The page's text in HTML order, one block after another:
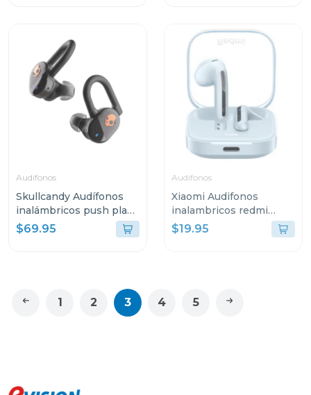
Audifonos
Skullcandy Audífonos
inalámbricos push play
active negro s749
$69.95
Audifonos
Xiaomi Audifonos
inalambricos redmi
buds 6 active bluetooth
$19.95
1 2 3 4 5